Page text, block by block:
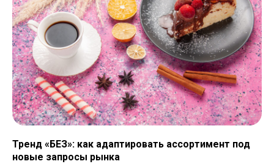
Тренд «БЕЗ»: как адаптировать ассортимент под
новые запросы рынка